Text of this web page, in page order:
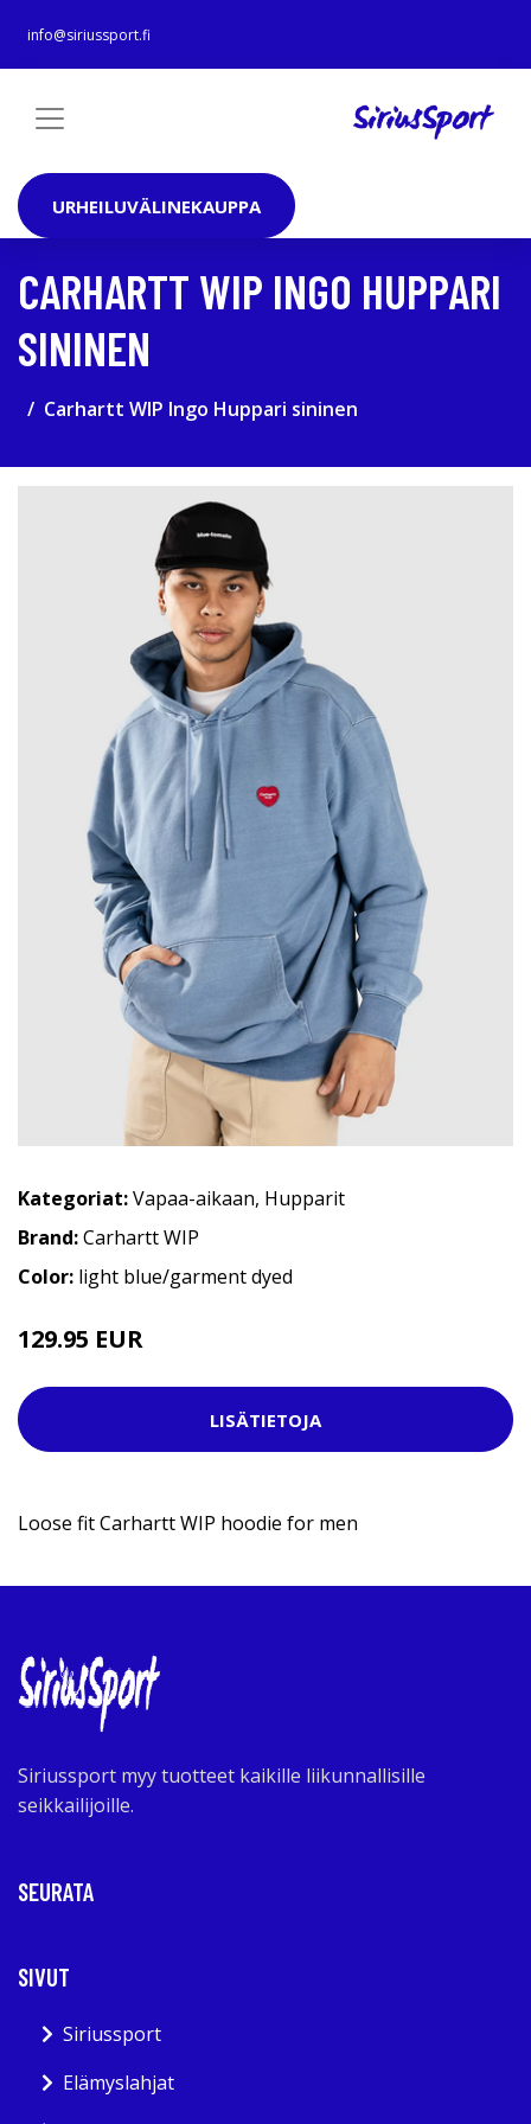
info@siriussport.fi
URHEILUVÄLINEKAUPPA
CARHARTT WIP INGO HUPPARI
SININEN
Carhartt WIP Ingo Huppari sininen
Kategoriat:Vapaa-aikaan, Hupparit
Brand:Carhartt WIP
Color: light blue/garment dyed
129.95 EUR
LISÄTIETOJA
Loose fit Carhartt WIP hoodie for men
Siriussport myy tuotteet kaikille liikunnallisille
seikkailijoille.
SEURATA
SIVUT
Siriussport
Elämyslahjat